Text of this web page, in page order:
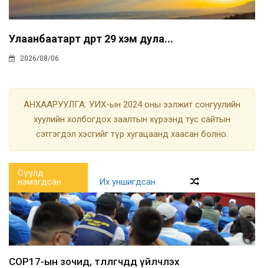
Улаанбаатарт өдөртөө 29 хэм дула...
2026/08/06
АНХААРУУЛГА: УИХ-ын 2024 оны ээлжит сонгуулийн
хуулийн холбогдох заалтын хүрээнд тус сайтын
сэтгэгдэл хэсгийг түр хугацаанд хаасан болно.
Сүүлд
нэмэгдсэн
Их уншигдсан
COP17-ын зочид, төлөөлөгчдөд үйлчлэх